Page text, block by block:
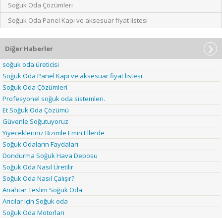
Soğuk Oda Çözümleri
Soğuk Oda Panel Kapı ve aksesuar fiyat listesi
Diğer Haberler
soğuk oda üreticisi
Soğuk Oda Panel Kapı ve aksesuar fiyat listesi
Soğuk Oda Çözümleri
Profesyonel soğuk oda sistemleri.
Et Soğuk Oda Çözümü
Güvenle Soğutuyoruz
Yiyecekleriniz Bizimle Emin Ellerde
Soğuk Odaların Faydaları
Dondurma Soğuk Hava Deposu
Soğuk Oda Nasıl Üretilir
Soğuk Oda Nasıl Çalışır?
Anahtar Teslim Soğuk Oda
Arıcılar için Soğuk oda
Soğuk Oda Motorları